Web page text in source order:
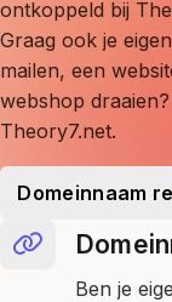
ontkoppeld bij
Graag ook je
mailen, een
webshop
Theory7.net.
Domeinnaam
Ben je